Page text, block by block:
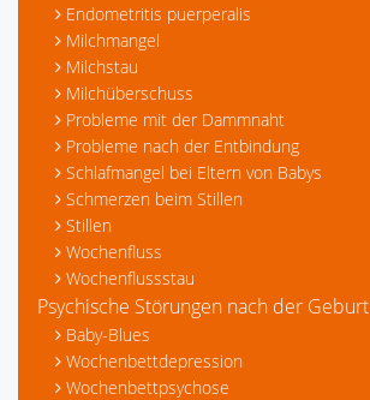
Endometritis puerperalis
Milchmangel
Milchstau
Milchüberschuss
Probleme mit der Dammnaht
Probleme nach der Entbindung
Schlafmangel bei Eltern von Babys
Schmerzen beim Stillen
Stillen
Wochenfluss
Wochenflussstau
Psychische Störungen nach der Geburt
Baby-Blues
Wochenbettdepression
Wochenbettpsychose